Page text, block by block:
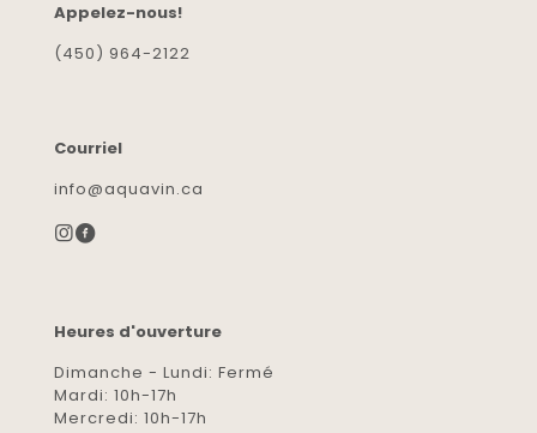
Appelez-nous!
(450) 964-2122
Courriel
info@aquavin.ca
Heures d'ouverture
Dimanche - Lundi: Fermé
Mardi: 10h-17h
Mercredi: 10h-17h